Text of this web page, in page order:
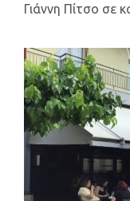
Γιάννη Πίτσο σε